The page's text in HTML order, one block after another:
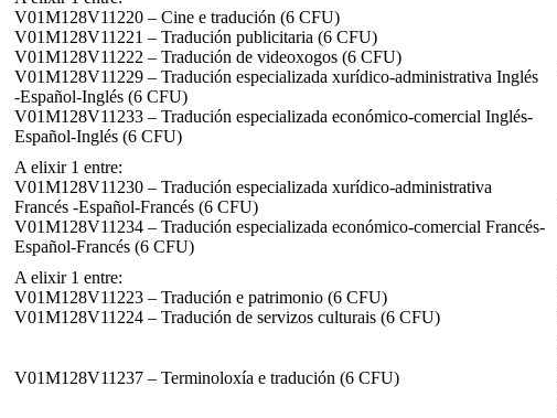
V01M128V11220 – Cine e tradución (6 CFU)
V01M128V11221 – Tradución publicitaria (6 CFU)
V01M128V11222 – Tradución de videoxogos (6 CFU)
V01M128V11229 – Tradución especializada xurídico-administrativa Inglés
-Español-Inglés (6 CFU)
V01M128V11233 – Tradución especializada económico-comercial Inglés-
Español-Inglés (6 CFU)
A elixir 1 entre:
V01M128V11230 – Tradución especializada xurídico-administrativa
Francés -Español-Francés (6 CFU)
V01M128V11234 – Tradución especializada económico-comercial Francés-
Español-Francés (6 CFU)
A elixir 1 entre:
V01M128V11223 – Tradución e patrimonio (6 CFU)
V01M128V11224 – Tradución de servizos culturais (6 CFU)
V01M128V11237 – Terminoloxía e tradución (6 CFU)